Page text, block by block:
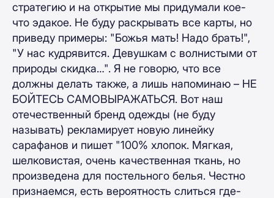
стратегию и на открытие мы придумали кое-
что эдакое. Не буду раскрывать все карты, но
приведу примеры: "Божья мать! Надо брать!",
"У нас кудрявится. Девушкам с волнистыми от
природы скидка…". Я не говорю, что все
должны делать также, а лишь напоминаю – НЕ
БОЙТЕСЬ САМОВЫРАЖАТЬСЯ. Вот наш
отечественный бренд одежды (не буду
называть) рекламирует новую линейку
сарафанов и пишет "100% хлопок. Мягкая,
шелковистая, очень качественная ткань, но
произведена для постельного белья. Честно
признаемся, есть вероятность слиться где-